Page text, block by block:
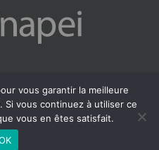
Droits Réservés |Mentions
: Agence Outremer
vous garantir la meilleure
vous continuez à utiliser ce
vous en êtes satisfait.